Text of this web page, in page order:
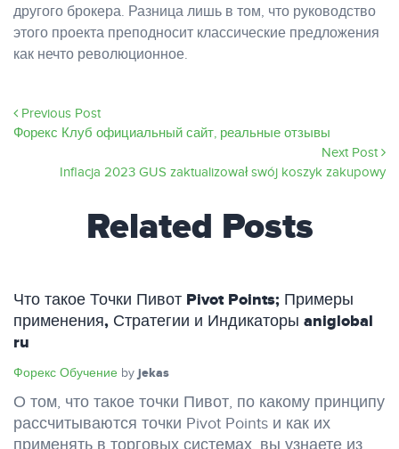
другого брокера. Разница лишь в том, что руководство
этого проекта преподносит классические предложения
как нечто революционное.
Previous Post
Форекс Клуб официальный сайт, реальные отзывы
Next Post
Inflacja 2023 GUS zaktualizował swój koszyk zakupowy
Related Posts
Что такое Точки Пивот Pivot Points; Примеры
применения, Стратегии и Индикаторы aniglobal
ru
Форекс Обучение by jekas
О том, что такое точки Пивот, по какому принципу
рассчитываются точки Pivot Points и как их
применять в торговых системах, вы узнаете из